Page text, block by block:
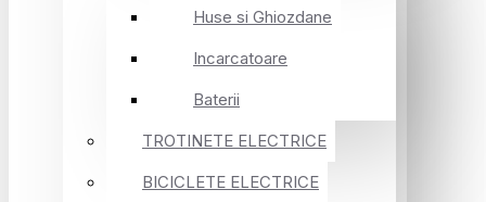
Huse si Ghiozdane
Incarcatoare
Baterii
TROTINETE ELECTRICE
BICICLETE ELECTRICE